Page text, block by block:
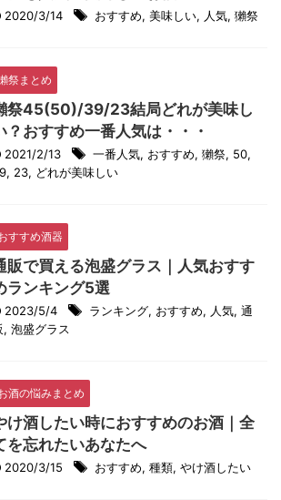
2020/3/14 おすすめ, 美味しい, 人気, 獺祭
祭まとめ
祭45(50)/39/23結局どれが美味し
？おすすめ一番人気は・・・
2021/2/13 一番人気, おすすめ, 獺祭, 50,
, 23, どれが美味しい
すすめ酒器
販で買える泡盛グラス｜人気おすす
ランキング5選
2023/5/4 ランキング, おすすめ, 人気, 通
, 泡盛グラス
酒の悩みまとめ
け酒したい時におすすめのお酒｜全
を忘れたいあなたへ
2020/3/15 おすすめ, 種類, やけ酒したい